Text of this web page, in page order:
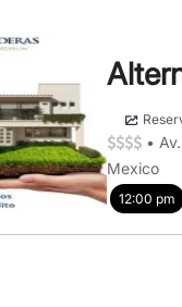
•
Mexico
12:00 pm